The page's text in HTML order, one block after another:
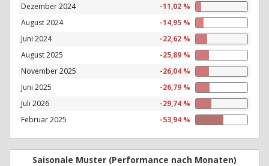
Dezember 2024
-11,02 %
August 2024
-14,95 %
Juni 2024
-22,62 %
August 2025
-25,89 %
November 2025
-26,04 %
Juni 2025
-26,79 %
Juli 2026
-29,74 %
Februar 2025
-53,94 %
Saisonale Muster (Performance nach Monaten)